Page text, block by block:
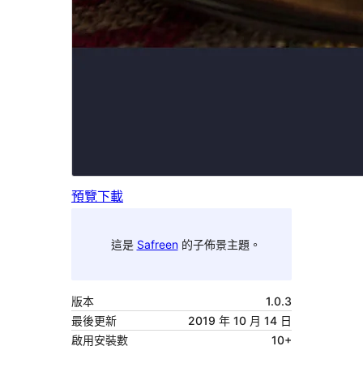
預覽下載
這是 Safreen的子佈景主題。
版本
1.0.3
最後更新
2019 年 10 月 14 日
啟用安裝數
10+